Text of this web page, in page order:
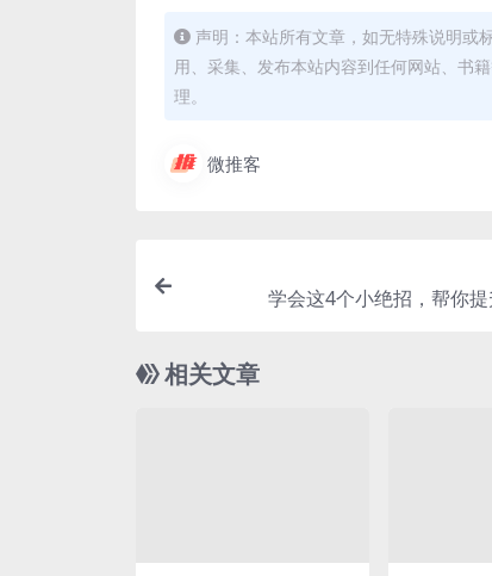
声明：本站所有文章，如无特殊说明或
用、采集、发布本站内容到任何网站、书
理。
微推客
学会这4个小绝招，帮你
相关文章